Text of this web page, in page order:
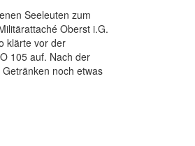
Seeleuten zum
Oberst i.G.
klärte vor der
105 auf. Nach der
noch etwas